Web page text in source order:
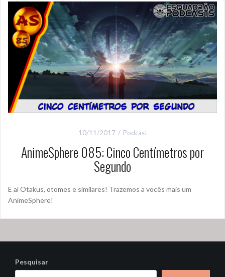
10/11/2017 Podcast
AnimeSphere 085: Cinco Centímetros por
Segundo
E aí Otakus, otomes e similares! Trazemos a vocês mais um
AnimeSphere!
Pesquisar